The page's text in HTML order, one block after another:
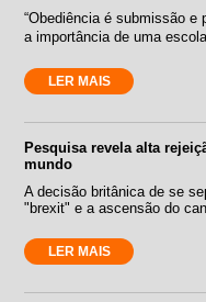
“Obediência é submissão
a importância de uma
LER MAIS
Pesquisa revela alta
mundo
A decisão britânica de se
"brexit" e a ascensão do
LER MAIS